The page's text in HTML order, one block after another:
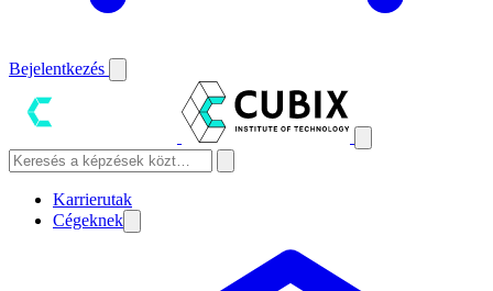
Bejelentkezés
Karrierutak
Cégeknek